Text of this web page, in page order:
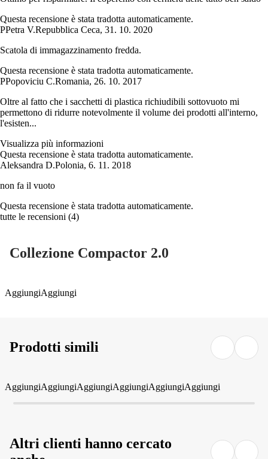
Questa recensione è stata tradotta automaticamente.
PPetra V.Repubblica Ceca, 31. 10. 2020
Scatola di immagazzinamento fredda.
Questa recensione è stata tradotta automaticamente.
PPopoviciu C.Romania, 26. 10. 2017
Oltre al fatto che i sacchetti di plastica richiudibili sottovuoto mi
permettono di ridurre notevolmente il volume dei prodotti all'interno,
l'esisten...
Visualizza più informazioni
Questa recensione è stata tradotta automaticamente.
Aleksandra D.Polonia, 6. 11. 2018
non fa il vuoto
Questa recensione è stata tradotta automaticamente.
tutte le recensioni (4)
Collezione Compactor 2.0
AggiungiAggiungi
Prodotti simili
AggiungiAggiungiAggiungiAggiungiAggiungiAggiungi
Altri clienti hanno cercato